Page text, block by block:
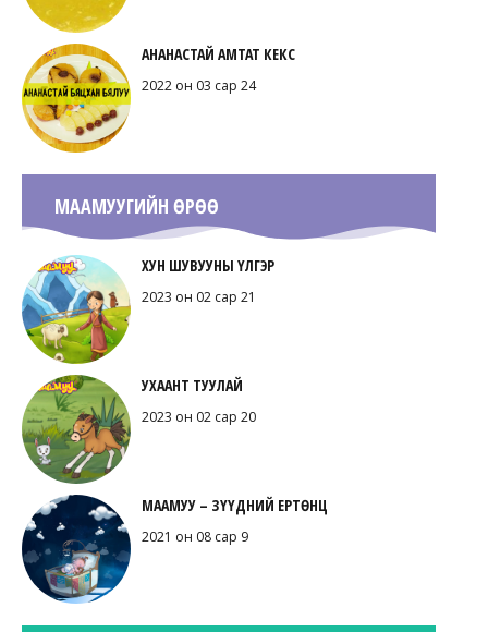
АНАНАСТАЙ АМТАТ КЕКС
2022 он 03 сар 24
МААМУУГИЙН ӨРӨӨ
ХУН ШУВУУНЫ ҮЛГЭР
2023 он 02 сар 21
УХААНТ ТУУЛАЙ
2023 он 02 сар 20
МААМУУ – ЗҮҮДНИЙ ЕРТӨНЦ
2021 он 08 сар 9